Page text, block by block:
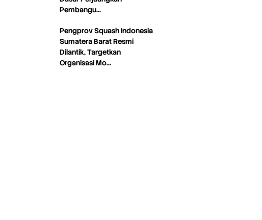
Pembangu…
Pengprov Squash Indonesia
Sumatera Barat Resmi
Dilantik, Targetkan
Organisasi Mo…